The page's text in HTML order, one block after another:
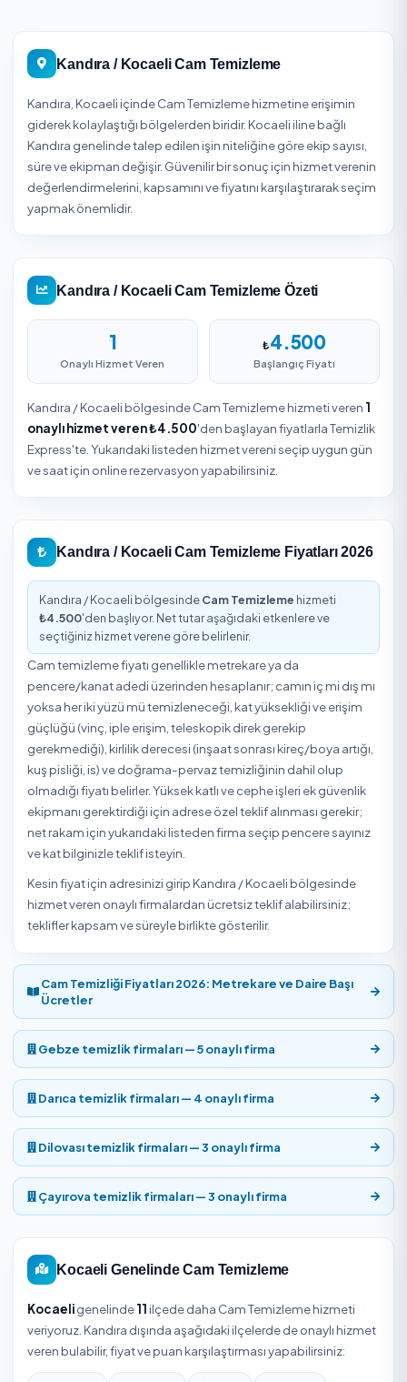
Teslim Alın
Firma ekibi belirlenen zamanda hizmetinizi
gerçekleştirir. Güvenli ödeme ile işleminizi
Kandıra / Kocaeli Cam Temizleme
Kandıra, Kocaeli içinde Cam Temizleme hizmetine
giderek kolaylaştığı bölgelerden biridir. Kocaeli iline bağlı
Kandıra genelinde talep edilen işin niteliğine göre ekip
süre ve ekipman değişir. Güvenilir bir sonuç için hizmet
değerlendirmelerini, kapsamını ve fiyatını karşılaştırarak
Kandıra / Kocaeli Cam Temizleme Özeti
1
Onaylı Hizmet Veren
4.500
Başlangıç Fiyatı
Kandıra / Kocaeli bölgesinde Cam Temizleme hizmeti
onaylı hizmet veren
₺4.500
'den başlayan fiyatlarla
Express'te. Yukarıdaki listeden hizmet vereni seçip
ve saat için online rezervasyon yapabilirsiniz.
Kandıra / Kocaeli Cam Temizleme Fiyatları
Kandıra / Kocaeli bölgesindeCam Temizlemehizmeti
₺4.500'den başlıyor. Net tutar aşağıdaki etkenlere ve
seçtiğiniz hizmet verene göre belirlenir.
Cam temizleme fiyatı genellikle metrekare ya da
pencere/kanat adedi üzerinden hesaplanır; camın iç mi
yoksa her iki yüzü mü temizleneceği, kat yüksekliği ve
güçlüğü (vinç, iple erişim, teleskopik direk gerekip
gerekmediği), kirlilik derecesi (inşaat sonrası kireç/boya
kuş pisliği, is) ve doğrama-pervaz temizliğinin dahil olup
olmadığı fiyatı belirler. Yüksek katlı ve cephe işleri ek
ekipmanı gerektirdiği için adrese özel teklif alınması
ve kat bilginizle teklif isteyin.
hizmet veren onaylı firmalardan ücretsiz teklif
teklifler kapsam ve süreyle birlikte gösterilir.